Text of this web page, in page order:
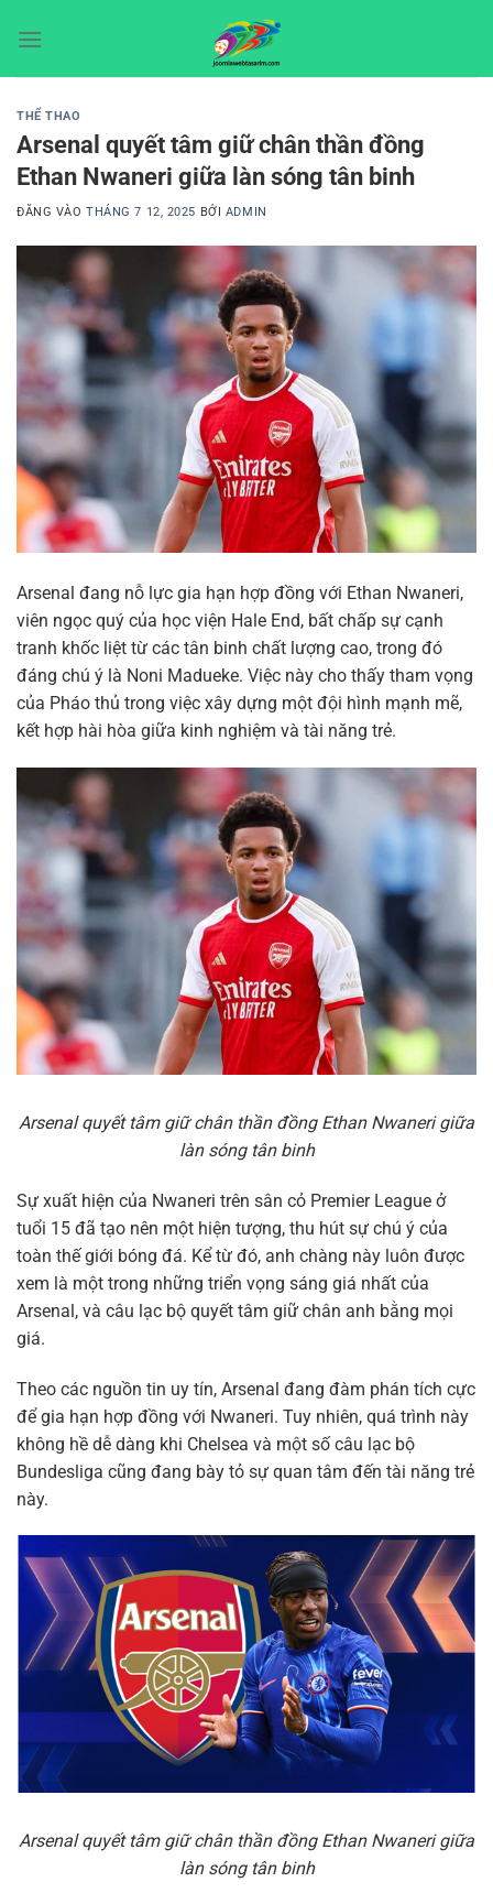
qua
THỂ THAO
Arsenal quyết tâm giữ chân thần đồng
Ethan Nwaneri giữa làn sóng tân binh
ĐĂNG VÀOTHÁNG 7 12, 2025 BỞI ADMIN
Arsenal đang nỗ lực gia hạn hợp đồng với Ethan Nwaneri,
viên ngọc quý của học viện Hale End, bất chấp sự cạnh
tranh khốc liệt từ các tân binh chất lượng cao, trong đó
đáng chú ý là Noni Madueke. Việc này cho thấy tham vọng
của Pháo thủ trong việc xây dựng một đội hình mạnh mẽ,
kết hợp hài hòa giữa kinh nghiệm và tài năng trẻ.
Arsenal quyết tâm giữ chân thần đồng Ethan Nwaneri giữa
làn sóng tân binh
Sự xuất hiện của Nwaneri trên sân cỏ Premier League ở
tuổi 15 đã tạo nên một hiện tượng, thu hút sự chú ý của
toàn thế giới bóng đá. Kể từ đó, anh chàng này luôn được
xem là một trong những triển vọng sáng giá nhất của
Arsenal, và câu lạc bộ quyết tâm giữ chân anh bằng mọi
giá.
Theo các nguồn tin uy tín, Arsenal đang đàm phán tích cực
để gia hạn hợp đồng với Nwaneri. Tuy nhiên, quá trình này
không hề dễ dàng khi Chelsea và một số câu lạc bộ
Bundesliga cũng đang bày tỏ sự quan tâm đến tài năng trẻ
này.
Arsenal quyết tâm giữ chân thần đồng Ethan Nwaneri giữa
làn sóng tân binh